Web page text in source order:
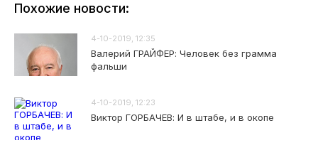
Похожие новости:
4-10-2019, 12:35
Валерий ГРАЙФЕР: Человек без грамма
фальши
4-10-2019, 12:23
Виктор ГОРБАЧЕВ: И в штабе, и в окопе